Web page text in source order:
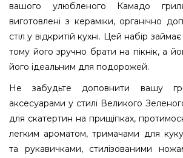
вашого улюбленого Камадо
виготовлені з кераміки, органічно
стіл у відкритій кухні. Цей набір
тому його зручно брати на пікнік, а
його ідеальним для подорожей.
Не забудьте доповнити вашу
аксесуарами у стилі Великого
для скатертин на прищіпках,
легким ароматом, тримачами для
та рукавичками, стилізованими